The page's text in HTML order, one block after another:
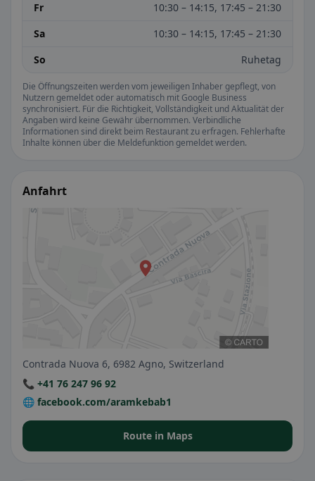
Fr
10:30 – 14:15, 17:45 – 21:30
Sa
10:30 – 14:15, 17:45 – 21:30
So
Ruhetag
Die Öffnungszeiten werden vom jeweiligen Inhaber gepflegt, von
Nutzern gemeldet oder automatisch mit Google Business
synchronisiert. Für die Richtigkeit, Vollständigkeit und Aktualität der
Angaben wird keine Gewähr übernommen. Verbindliche
Informationen sind direkt beim Restaurant zu erfragen. Fehlerhafte
Inhalte können über die Meldefunktion gemeldet werden.
Anfahrt
Contrada Nuova 6, 6982 Agno, Switzerland
📞 +41 76 247 96 92
🌐 facebook.com/aramkebab1
Route in Maps